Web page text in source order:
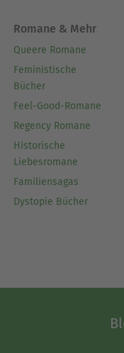
Romane & Mehr
Queere Romane
Feministische
Bücher
Feel-Good-Romane
Regency Romane
Historische
Liebesromane
Familiensagas
Dystopie Bücher